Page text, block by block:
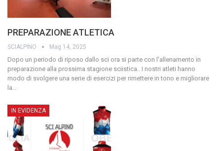
PREPARAZIONE ATLETICA
SCIALPINO Mag 14, 2025
Dopo un periodo di riposo dallo sci ora si parte con l'allenamento in
preparazione alla prossima stagione sciistica.. I nostri atleti hanno
modo di svolgere una serie di esercizi per rimettere in tono e migliorare
la
IN EVIDENZA